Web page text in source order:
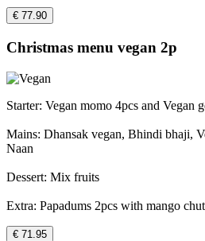
€ 77.90
Christmas menu vegan 2p
Starter: Vegan momo 4pcs and Vegan
Mains: Dhansak vegan, Bhindi bhaji,
Naan
Dessert: Mix fruits
Extra: Papadums 2pcs with mango
€ 71.95